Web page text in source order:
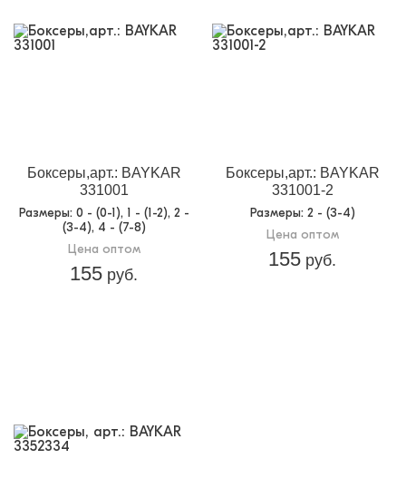
Боксеры,арт.: BAYKAR
331001
Размеры: 0 - (0-1), 1 - (1-2), 2 -
(3-4), 4 - (7-8)
Цена оптом
155 руб.
Боксеры,арт.: BAYKAR
331001-2
Размеры: 2 - (3-4)
Цена оптом
155 руб.